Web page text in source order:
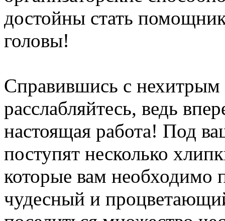
достойны стать
головы!
Справившись с нехитрым
расслабляйтесь, ведь
настоящая работа! Под
поступят несколько
которые вам необходимо
чудесный и